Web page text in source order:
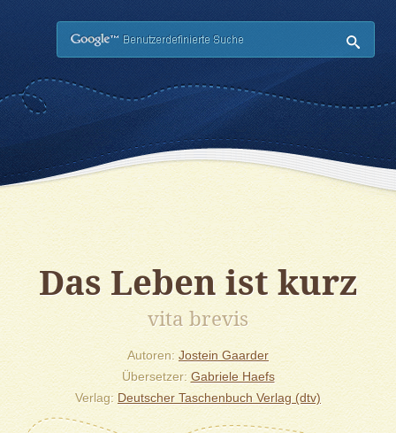
Das Leben ist kurz
vita brevis
Autoren Jostein Gaarder
Übersetzer Gabriele Haefs
Verlag Deutscher Taschenbuch Verlag (dtv)